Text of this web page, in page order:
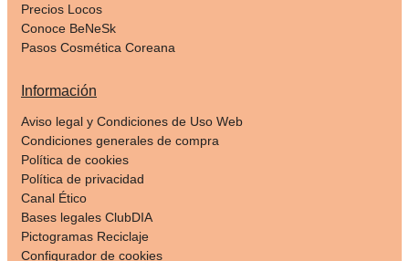
Precios Locos
Conoce BeNeSk
Pasos Cosmética Coreana
Información
Aviso legal y Condiciones de Uso Web
Condiciones generales de compra
Política de cookies
Política de privacidad
Canal Ético
Bases legales ClubDIA
Pictogramas Reciclaje
Configurador de cookies